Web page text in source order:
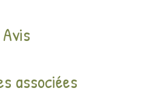
Avis
associées